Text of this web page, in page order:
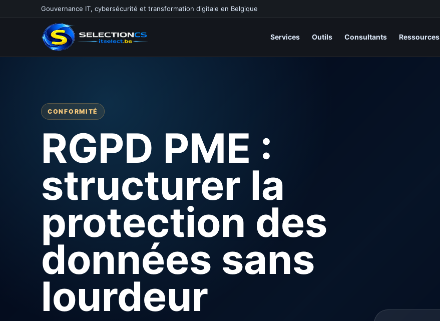
Gouvernance IT, cybersécurité et transformation digitale en Belgique
Services Outils Consultants Ressources
CONFORMITÉ
RGPD PME :
structurer la
protection des
données sans
lourdeur